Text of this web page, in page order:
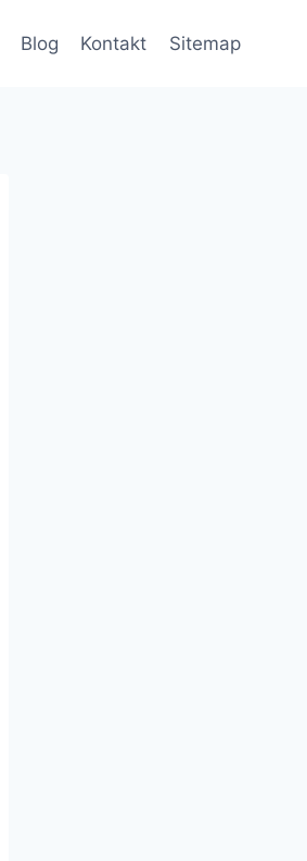
Blog Kontakt Sitemap